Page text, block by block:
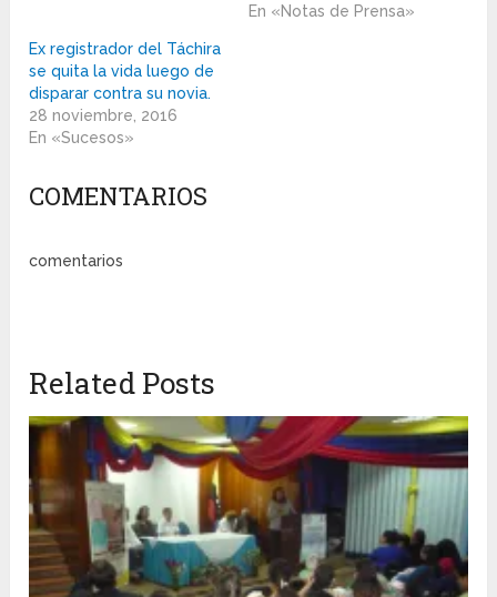
En «Notas de Prensa»
Ex registrador del Táchira
se quita la vida luego de
disparar contra su novia.
28 noviembre, 2016
En «Sucesos»
COMENTARIOS
comentarios
Related Posts